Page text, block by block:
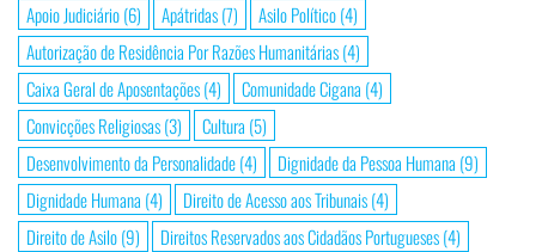
Apoio Judiciário(6) Apátridas(7) Asilo Político(4)
Autorização de Residência Por Razões Humanitárias(4)
Caixa Geral de Aposentações(4) Comunidade Cigana (4)
Convicções Religiosas(3) Cultura (5)
Desenvolvimento da Personalidade(4) Dignidade da Pessoa Humana (9)
Dignidade Humana (4) Direito de Acesso aos Tribunais(4)
Direito de Asilo(9) Direitos Reservados aos Cidadãos Portugueses(4)